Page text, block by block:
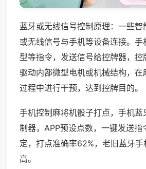
蓝牙或无线信号控制原理：一些智
或无线信号与手机等设备连接。
型等指令，发送信号给控牌器，
驱动内部微型电机或机械结构，
过程中进行干预，达到控牌目的。
手机控制麻将机骰子打点，手机
制器，APP预设点数，一键发送指
定，打点准确率62%，老旧蓝牙
高。